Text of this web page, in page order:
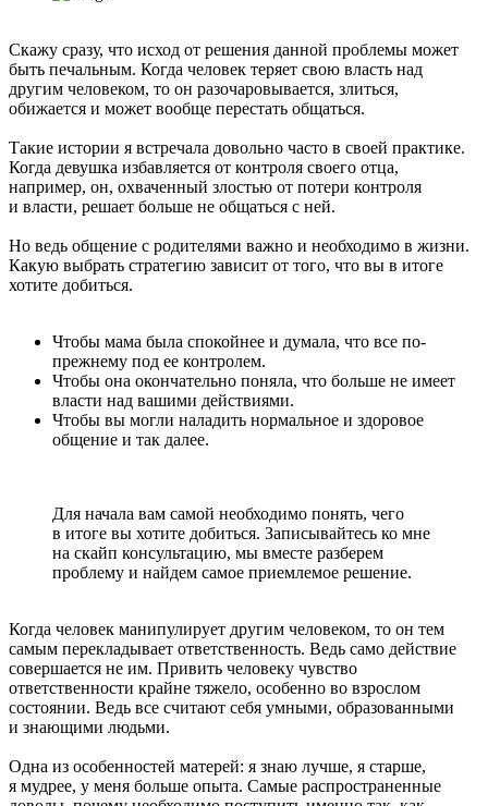
Скажу сразу, что исход от решения данной проблемы может
быть печальным. Когда человек теряет свою власть над
другим человеком, то он разочаровывается, злиться,
обижается и может вообще перестать общаться.
Такие истории я встречала довольно часто в своей практике.
Когда девушка избавляется от контроля своего отца,
например, он, охваченный злостью от потери контроля
и власти, решает больше не общаться с ней.
Но ведь общение с родителями важно и необходимо в жизни.
Какую выбрать стратегию зависит от того, что вы в итоге
хотите добиться.
Чтобы мама была спокойнее и думала, что все по-
прежнему под ее контролем.
Чтобы она окончательно поняла, что больше не имеет
власти над вашими действиями.
Чтобы вы могли наладить нормальное и здоровое
общение и так далее.
Для начала вам самой необходимо понять, чего
в итоге вы хотите добиться. Записывайтесь ко мне
на скайп консультацию, мы вместе разберем
проблему и найдем самое приемлемое решение.
Когда человек манипулирует другим человеком, то он тем
самым перекладывает ответственность. Ведь само действие
совершается не им. Привить человеку чувство
ответственности крайне тяжело, особенно во взрослом
состоянии. Ведь все считают себя умными, образованными
и знающими людьми.
Одна из особенностей матерей: я знаю лучше, я старше,
я мудрее, у меня больше опыта. Самые распространенные